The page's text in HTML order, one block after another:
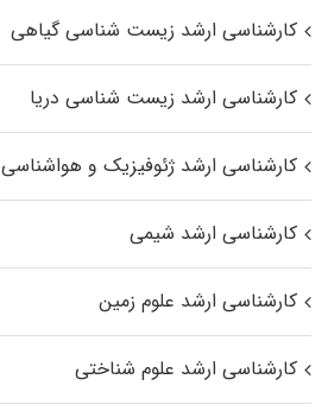
کارشناسی ارشد زیست‌ شناسی گیاهی
کارشناسی ارشد زیست‌ شناسی دریا
کارشناسی ارشد ژئوفیزیک و هواشناسی
کارشناسی ارشد شیمی
کارشناسی ارشد علوم زمین
کارشناسی ارشد علوم شناختی